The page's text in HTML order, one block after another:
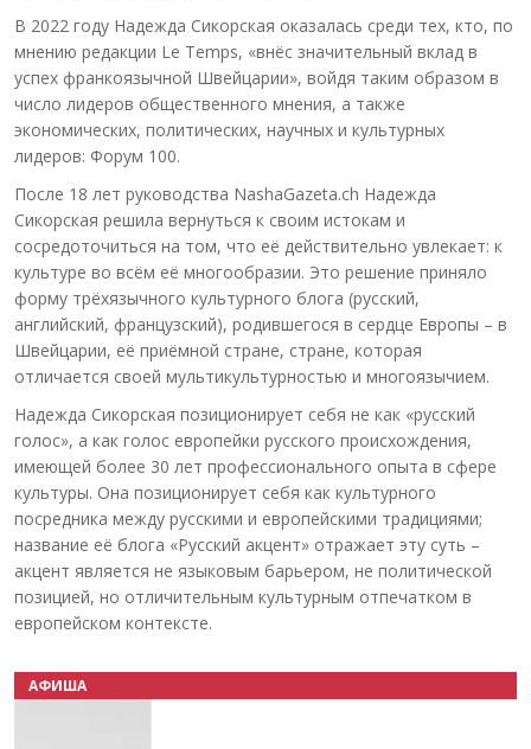
В 2022 году Надежда Сикорская оказалась среди тех, кто, по
мнению редакции Le Temps, «внёс значительный вклад в
успех франкоязычной Швейцарии», войдя таким образом в
число лидеров общественного мнения, а также
экономических, политических, научных и культурных
лидеров: Форум 100.
После 18 лет руководства NashaGazeta.ch Надежда
Сикорская решила вернуться к своим истокам и
сосредоточиться на том, что её действительно увлекает: к
культуре во всём её многообразии. Это решение приняло
форму трёхязычного культурного блога (русский,
английский, французский), родившегося в сердце Европы – в
Швейцарии, её приёмной стране, стране, которая
отличается своей мультикультурностью и многоязычием.
Надежда Сикорская позиционирует себя не как «русский
голос», а как голос европейки русского происхождения,
имеющей более 30 лет профессионального опыта в сфере
культуры. Она позиционирует себя как культурного
посредника между русскими и европейскими традициями;
название её блога «Русский акцент» отражает эту суть –
акцент является не языковым барьером, не политической
позицией, но отличительным культурным отпечатком в
европейском контексте.
АФИША